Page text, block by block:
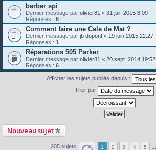
barber spi
Dernier message par olivier81 « 31 juil. 2015 8:09
Réponses : 6
Comment faire une Cale de Mat ?
Dernier message par jb dupont « 19 juin 2015 22:27
Réponses : 1
Réparations 505 Parker
Dernier message par olivier81 « 20 sept. 2014 19:52
Réponses : 6
Afficher les sujets publiés depuis :
Trier par
Nouveau sujet
205 sujets 1 2 3 4 5